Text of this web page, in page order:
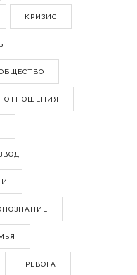
КРИЗИС
ОТНОШЕНИЯ
ТРЕВОГА